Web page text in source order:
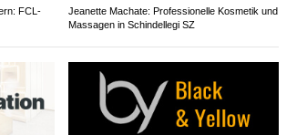
FCL-
Jeanette Machate: Professionelle Kosmetik und
Massagen in Schindellegi SZ